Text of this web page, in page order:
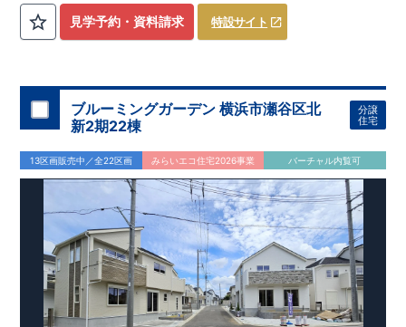
はピッタリ!
平日休日ご内覧可能です!
川越営業所 TEL:049-
248-5700まで お気軽にお問い合わせ下さい♪
◎JR川越線、東武東上線​『川越』駅まで徒歩20分
ete ■その他施設 川越寿町郵便局・川越豊田町クリニッ
ク・広栄町公園ete
・限られ
入れ簡単で美しいハイグラニット天板。 ・フロントオープン
仕様の食洗機​ 【収納の多いお家】・収納上手な暮らしを実現
・洗面所からすぐ使える、ランドリールーム ・トイレには掃
除用具などの収納できる壁面収納 【19帖以上の広々リビン
・LDKにスタイリッシュな折り上げ天井を採用！ ・開放
的な心地の良いリビング 【様々な設備・仕様】 ・お掃除の手
間が少ないタンクレストイレ ・立体的なアクセントで奥行き
を演出するグラビオエッジ! ・自動改札のように快適な「カー
ドキー」 ・急な雨や花粉でも、衣類はふわっと乾いてすぐ着
られる乾太くん♪
見学予約・資料請求 特設サイト
ブルーミングガーデン 横浜市瀬谷区北
新2期22棟
分譲
住宅
13区画販売中／全22区画 みらいエコ住宅2026事業 バーチャル内覧可